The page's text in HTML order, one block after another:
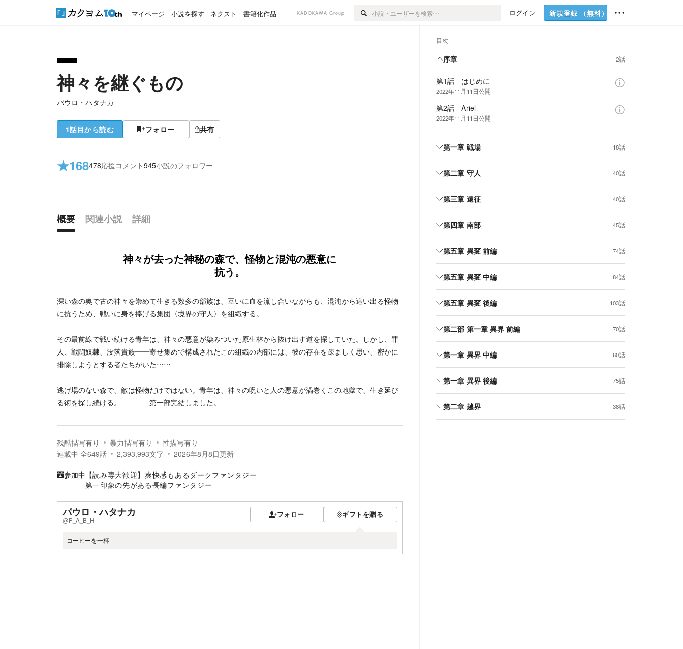
マイページ 小説を探す ネクスト 書籍化作品 KADOKAWA Group ログイン 新規登録 （無料）
神々を継ぐもの
パウロ・ハタナカ
1話目から読む フォロー 共有
★168478応援コメント945小説のフォロワー
概要 関連小説
詳細
神々が去った神秘の森で、怪物と混沌の悪意に
抗う。
深い森の奥で古の神々を崇めて生きる数多の部族は、互いに血を流し合いながらも、混沌から這い出る怪物
に抗うため、戦いに身を捧げる集団〈境界の守人〉を組織する。
その最前線で戦い続ける青年は、神々の悪意が染みついた原生林から抜け出す道を探していた。しかし、罪
人、戦闘奴隷、没落貴族――寄せ集めで構成されたこの組織の内部には、彼の存在を疎ましく思い、密かに
排除しようとする者たちがいた……
逃げ場のない森で、敵は怪物だけではない。青年は、神々の呪いと人の悪意が渦巻くこの地獄で、生き延び
る術を探し続ける。 第一部完結しました。
残酷描写有り 暴力描写有り
性描写有り
連載中 全649話 2,393,993文字 2026年8月8日更新
参加中 【読み専大歓迎】爽快感もあるダークファンタジー
第一印象の先がある長編ファンタジー
パウロ・ハタナカ
@P_A_B_H
フォロー ギフトを贈る
コーヒーを一杯
目次
序章 2話
第1話 はじめに
2022年11月11日公開
第2話 Ariel
2022年11月11日公開
第一章 戦場 18話
第二章 守人 40話
第三章 遠征 40話
第四章 南部 45話
第五章 異変 前編 74話
第五章 異変 中編 84話
第五章 異変 後編 103話
第二部 第一章 異界 前編 70話
第一章 異界 中編 60話
第一章 異界 後編 75話
第二章 越界 38話